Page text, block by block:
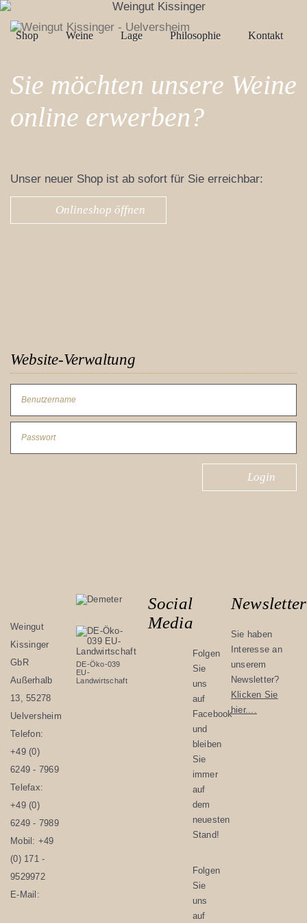
Shop Weine Lage Philosophie Kontakt
Sie möchten unsere Weine
online erwerben?
Unser neuer Shop ist ab sofort für Sie erreichbar:
Onlineshop öffnen
Website-Verwaltung
Benutzername
Passwort
Weingut
Kissinger
GbR
Außerhalb
13, 55278
Uelversheim
Telefon:
+49 (0)
6249 - 7969
Telefax:
+49 (0)
6249 - 7989
Mobil: +49
(0) 171 -
9529972
E-Mail:
DE-Öko-039
EU-
Landwirtschaft
Social
Media
Folgen
Sie
uns
auf
Facebook
und
bleiben
Sie
immer
auf
dem
neuesten
Stand!
Folgen
Sie
uns
auf
Newsletter
Sie haben
Interesse an
unserem
Newsletter?
Klicken Sie
hier....